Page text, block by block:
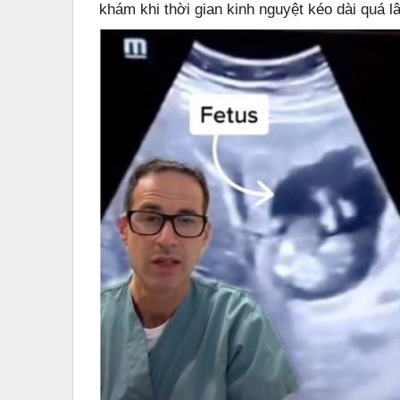
khám khi thời gian kinh nguyệt kéo dài quá